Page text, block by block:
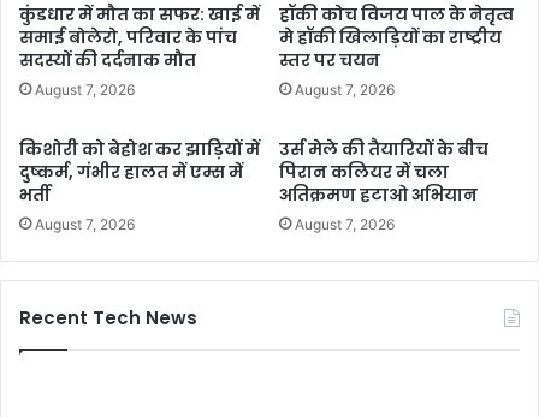
कुंडधार में मौत का सफर: खाई में
समाई बोलेरो, परिवार के पांच
सदस्यों की दर्दनाक मौत
August 7, 2026
हॉकी कोच विजय पाल के नेतृत्व
मे हॉकी खिलाड़ियों का राष्ट्रीय
स्तर पर चयन
August 7, 2026
किशोरी को बेहोश कर झाड़ियों में
दुष्कर्म, गंभीर हालत में एम्स में
भर्ती
August 7, 2026
उर्स मेले की तैयारियों के बीच
पिरान कलियर में चला
अतिक्रमण हटाओ अभियान
August 7, 2026
Recent Tech News